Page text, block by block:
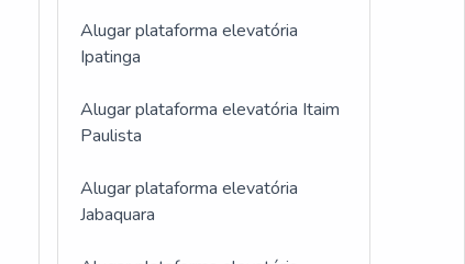
Alugar plataforma elevatória
Ipatinga
Alugar plataforma elevatória Itaim
Paulista
Alugar plataforma elevatória
Jabaquara